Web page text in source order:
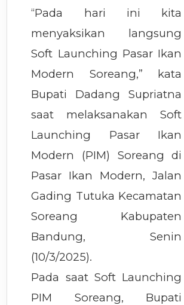
“Pada hari ini kita
menyaksikan langsung
Soft Launching Pasar Ikan
Modern Soreang,” kata
Bupati Dadang Supriatna
saat melaksanakan Soft
Launching Pasar Ikan
Modern (PIM) Soreang di
Pasar Ikan Modern, Jalan
Gading Tutuka Kecamatan
Soreang Kabupaten
Bandung, Senin
(10/3/2025).
Pada saat Soft Launching
PIM Soreang, Bupati